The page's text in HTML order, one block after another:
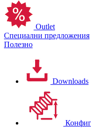
Outlet
Специални предложения
Полезно
Downloads